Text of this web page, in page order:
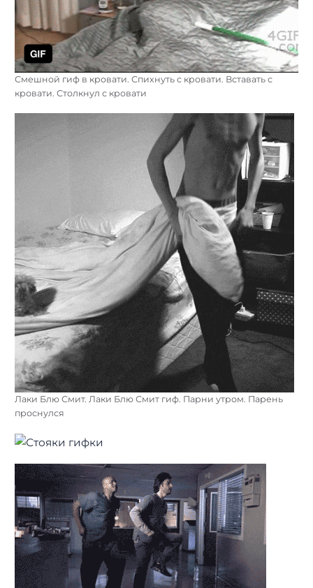
Смешной гиф в кровати. Спихнуть с кровати. Вставать с
кровати. Столкнул с кровати
Лаки Блю Смит. Лаки Блю Смит гиф. Парни утром. Парень
проснулся